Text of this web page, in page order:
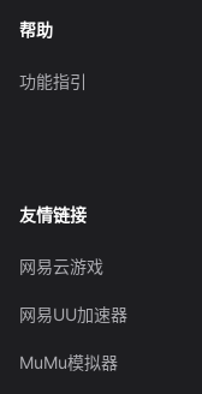
帮助
功能指引
友情链接
网易云游戏
网易UU加速器
MuMu模拟器